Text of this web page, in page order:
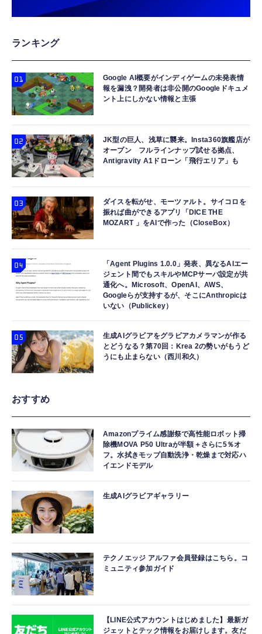
ランキング
Google AI概要がインディゲームの未発表情
報を漏洩？開発者は非公開のGoogleドキュメ
ント上にしかない情報と主張
JK型の巨人、浅草に襲来。Insta360旗艦店が
オープン フルラインナップ試せる拠点、
Antigravity A1ドローン「飛行エリア」も
ダイスを転がせ、モーツァルト。サイコロを
振れば曲ができるアプリ「DICE THE
MOZART 」をAIで作った（CloseBox）
「Agent Plugins 1.0.0」発表、異なるAIエー
ジェント間でもスキルやMCPサーバ設定が共
通化へ。Microsoft、OpenAI、AWS、
Googleらが支持するが、そこにAnthropicは
いない（Publickey）
生成AIグラビアをグラビアカメラマンが作る
とどうなる？第70回：Krea 2の勢いがもうど
うにも止まらない（西川和久）
おすすめ
Amazonプライム感謝祭で高性能ロボット掃
除機MOVA P50 Ultraが半額＋さらに5％オ
フ。水拭きモップ自動洗浄・乾燥まで対応ハ
イエンドモデル
生成AIグラビアギャラリー
テクノエッジ アルファ会員登録はこちら。コ
ミュニティ参加ガイド
【LINE公式アカウントはじめました】最新ガ
ジェットとテック情報をお届けします。友だ